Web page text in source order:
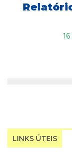
LINKS ÚTEIS